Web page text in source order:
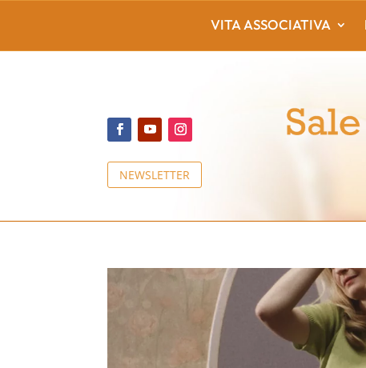
NEWSLETTER
VITA ASSOCIATIVA